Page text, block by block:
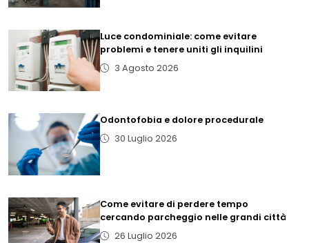
Luce condominiale: come evitare
problemi e tenere uniti gli inquilini
3 Agosto 2026
Odontofobia e dolore procedurale
30 Luglio 2026
Come evitare di perdere tempo
cercando parcheggio nelle grandi città
26 Luglio 2026